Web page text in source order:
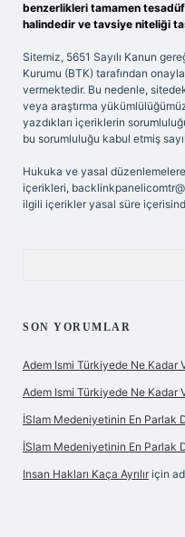
benzerlikleri tamamen
halindedir ve tavsiye niteliği
Sitemiz, 5651 Sayılı Kanun
Kurumu (BTK) tarafından
vermektedir. Bu nedenle,
veya araştırma
yazdıkları içeriklerin
bu sorumluluğu kabul etmiş
Hukuka ve yasal
içerikleri,
ilgili içerikler yasal süre
SON YORUMLAR
Adem Ismi Türkiyede Ne Kadar
Adem Ismi Türkiyede Ne Kadar
İSlam Medeniyetinin En Parlak
İSlam Medeniyetinin En Parlak
Insan Hakları Kaça Ayrılır için